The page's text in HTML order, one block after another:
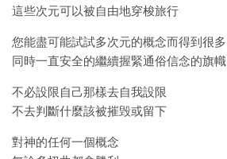
這些次元可以被自由地穿梭旅行
您能盡可能試試多次元的概念而得到很多
同時一直安全的繼續握緊通俗信念的旗幟
不必設限自己那樣去自我設限
不去判斷什麼該被摧毁或留下
對神的任何一個概念